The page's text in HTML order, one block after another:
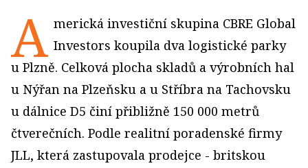
A merická investiční skupina CBRE Global
Investors koupila dva logistické parky
u Plzně. Celková plocha skladů a výrobních hal
u Nýřan na Plzeňsku a u Stříbra na Tachovsku
u dálnice D5 činí přibližně 150 000 metrů
čtverečních. Podle realitní poradenské firmy
JLL, která zastupovala prodejce - britskou